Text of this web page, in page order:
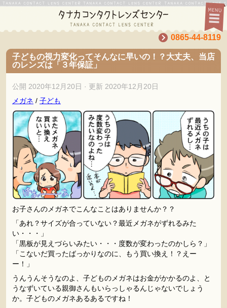
0865-44-8119
子どもの視力変化ってそんなに早いの！？大丈夫、当店
のレンズは「３年保証」
公開 2020年12月20日 · 更新 2020年12月20日
メガネ / 子ども
お子さんのメガネでこんなことはありませんか？？
「あれ？サイズが合っていない？最近メガネがずれるみた
い・・・」
「黒板が見えづらいみたい・・・度数が変わったのかしら？」
「こないだ買ったばっかりなのに、もう買い換え！？えー
ー！」
うんうんそうなのよ、子どものメガネはお金がかかるのよ、と
うなずいている親御さんもいらっしゃるんじゃないでしょう
か。子どものメガネあるあるですね！